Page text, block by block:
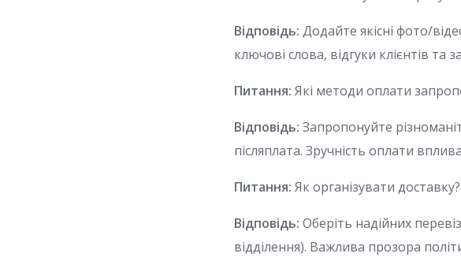
Відповідь: Додайте якісні фото/
ключові слова, відгуки клієнтів та
Питання: Які методи оплати
Відповідь: Запропонуйте
післяплата. Зручність оплати
Питання: Як організувати доставку?
Відповідь: Оберіть надійних
відділення). Важлива прозора